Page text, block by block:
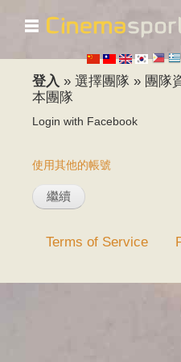
移
至
主
☰
登入 » 選擇團隊 » 團隊
本團隊
Login with Facebook
使用其他的帳號
Terms of Service